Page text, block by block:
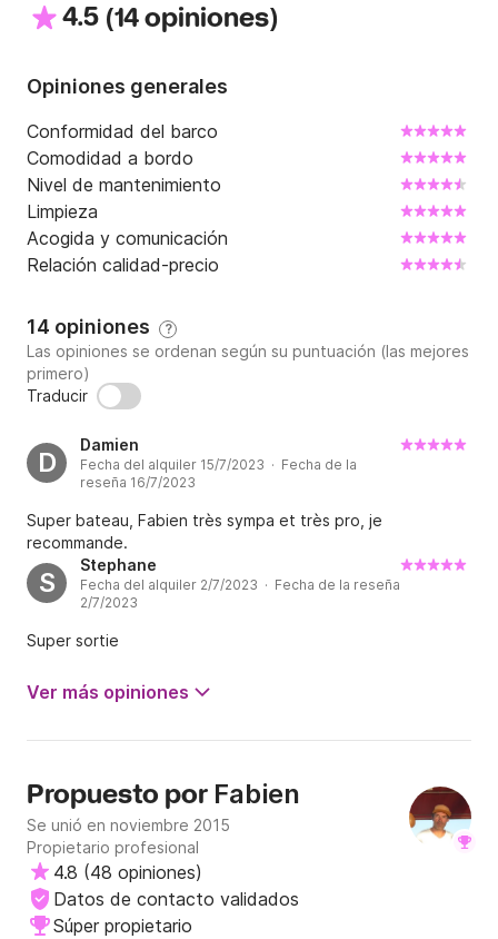
4.5 (14 opiniones)
Opiniones generales
Conformidad del barco
Comodidad a bordo
Nivel de mantenimiento
Limpieza
Acogida y comunicación
Relación calidad-precio
14 opiniones ?
Las opiniones se ordenan según su puntuación (las mejores
primero)
Traducir
D
Damien
Fecha del alquiler 15/7/2023 · Fecha de la
reseña 16/7/2023
Super bateau, Fabien très sympa et très pro, je
recommande.
S
Stephane
Fecha del alquiler 2/7/2023 · Fecha de la reseña
2/7/2023
Super sortie
Ver más opiniones
Propuesto por Fabien
Se unió en noviembre 2015
Propietario profesional
4.8 (48 opiniones)
Datos de contacto validados
Súper propietario